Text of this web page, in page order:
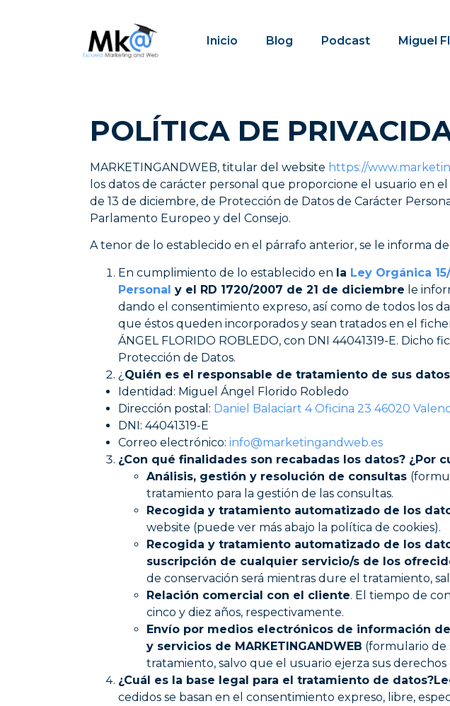
Inicio Blog Podcast Miguel
POLÍTICA DE
MARKETINGANDWEB, titular del website https://
los datos de carácter personal que proporcione el usuario en
de 13 de diciembre, de Protección de Datos de Carácter
Parlamento Europeo y del Consejo.
A tenor de lo establecido en el párrafo anterior, se le informa
En cumplimiento de lo establecido en la Ley Orgánica
Personal y el RD 1720/2007 de 21 de diciembre le
dando el consentimiento expreso, así como de todos los
que éstos queden incorporados y sean tratados en el
ÁNGEL FLORIDO ROBLEDO, con DNI 44041319-E.
Protección de Datos.
¿ Quién es el responsable de tratamiento de sus
Identidad: Miguel Ángel Florido Robledo
Dirección postal: Daniel Balaciart 4 Oficina 23 46020
DNI: 44041319-E
Correo electrónico: info@marketingandweb.es
¿Con qué finalidades son recabadas los datos? ¿Por
Análisis, gestión y resolución de consultas
tratamiento para la gestión de las consultas.
Recogida y tratamiento automatizado de los
website (puede ver más abajo la política de cookies).
Recogida y tratamiento automatizado de los
suscripción de cualquier servicio/s de los
de conservación será mientras dure el tratamiento,
Relación comercial con el cliente. El tiempo de
cinco y diez años, respectivamente.
Envío por medios electrónicos de información
y servicios de MARKETINGANDWEB (formulario de
tratamiento, salvo que el usuario ejerza sus derechos
¿Cuál es la base legal para el tratamiento de datos?
cedidos se basan en el consentimiento expreso, libre,